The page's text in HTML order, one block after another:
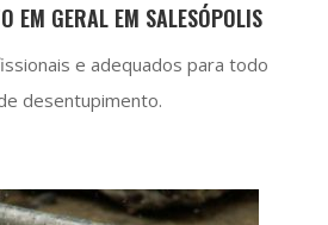
EM GERAL EM SALESÓPOLIS
e adequados para todo
desentupimento.